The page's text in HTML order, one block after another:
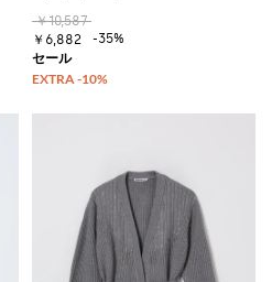
￥10,587
￥6,882
-35%